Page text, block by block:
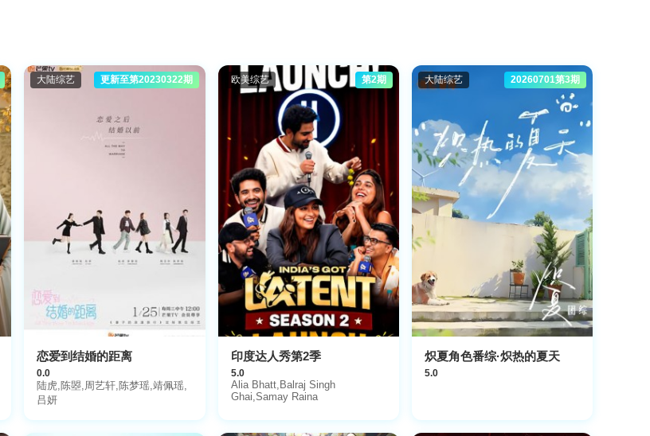
大陆综艺 更新至第20230322期
恋爱到结婚的距离
0.0
陆虎,陈曌,周艺轩,陈梦瑶,靖佩瑶,
吕妍
欧美综艺 第2期
印度达人秀第2季
5.0
Alia Bhatt,Balraj Singh
Ghai,Samay Raina
大陆综艺 20260701第3期
炽夏角色番综·炽热的夏天
5.0